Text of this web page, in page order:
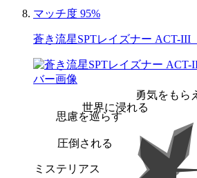
マッチ度 95%
蒼き流星SPTレイズナー ACT-III
勇気をもら
ミステリアス
圧倒される
思慮を巡らす
世界に浸れる